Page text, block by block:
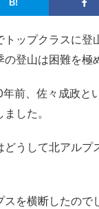
トップクラスに登
登山は困難を極
前、佐々成政と
した。
うして北アルプ
スを横断したので